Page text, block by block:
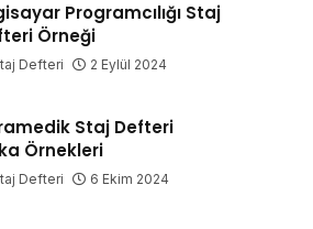
Programcılığı Staj
Örneği
Defteri 2 Eylül 2024
Staj Defteri
Örnekleri
Defteri 6 Ekim 2024